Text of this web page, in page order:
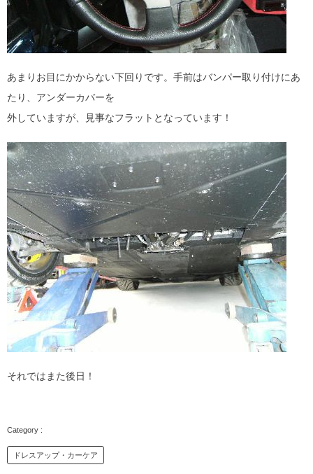
あまりお目にかからない下回りです。手前はバンパー取り付けにあ
たり、アンダーカバーを
外していますが、見事なフラットとなっています！
それではまた後日！
ドレスアップ・カーケア